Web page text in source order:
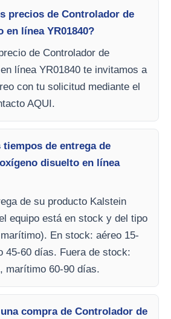
precios de Controlador de
en línea YR01840?
de Controlador de
línea YR01840 te invitamos a
con tu solicitud mediante el
AQUI.
tiempos de entrega de
disuelto en línea
de su producto Kalstein
equipo está en stock y del tipo
En stock: aéreo 15-
45-60 días. Fuera de stock:
marítimo 60-90 días.
compra de Controlador de